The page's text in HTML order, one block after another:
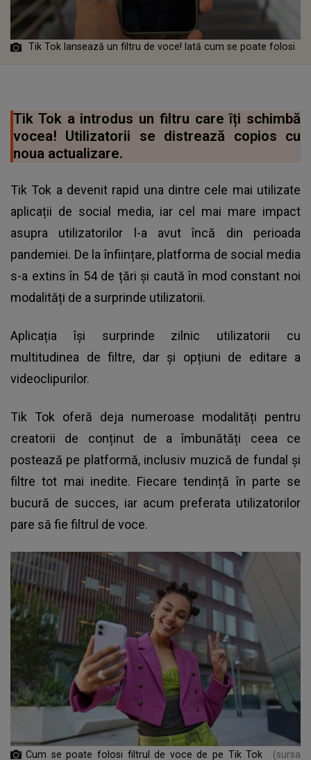
Tik Tok lansează un filtru de voce! Iată cum se poate folosi
Tik Tok a introdus un filtru care îți schimbă
vocea! Utilizatorii se distrează copios cu
noua actualizare.
Tik Tok a devenit rapid una dintre cele mai utilizate
aplicații de social media, iar cel mai mare impact
asupra utilizatorilor l-a avut încă din perioada
pandemiei. De la înființare, platforma de social media
s-a extins în 54 de țări și caută în mod constant noi
modalități de a surprinde utilizatorii.
Aplicația își surprinde zilnic utilizatorii cu
multitudinea de filtre, dar și opțiuni de editare a
videoclipurilor.
Tik Tok oferă deja numeroase modalități pentru
creatorii de conținut de a îmbunătăți ceea ce
postează pe platformă, inclusiv muzică de fundal și
filtre tot mai inedite. Fiecare tendință în parte se
bucură de succes, iar acum preferata utilizatorilor
pare să fie filtrul de voce.
Cum se poate folosi filtrul de voce de pe Tik Tok
(sursa